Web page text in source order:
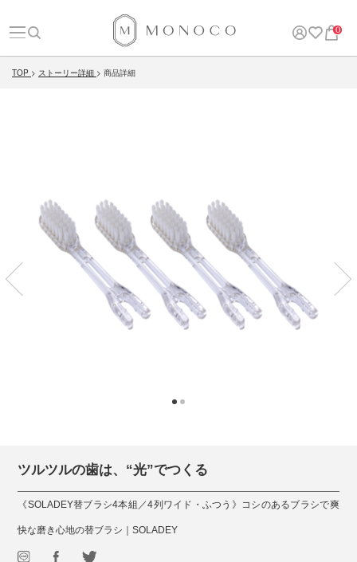
0
TOP ストーリー詳細 商品詳細
ツルツルの歯は、“光”でつくる
《SOLADEY替ブラシ4本組／4列ワイド・ふつう》コシのあるブラシで爽
快な磨き心地の替ブラシ｜SOLADEY